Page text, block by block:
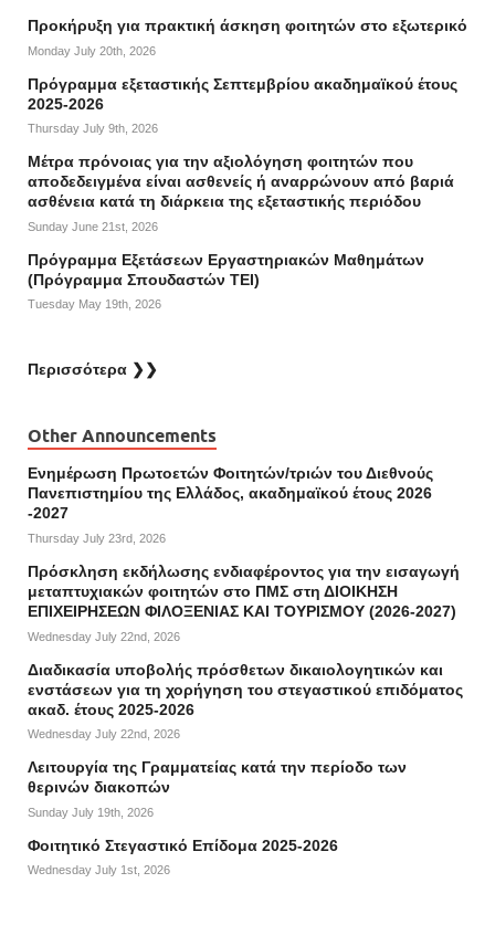
Προκήρυξη για πρακτική άσκηση φοιτητών στο εξωτερικό
Monday July 20th, 2026
Πρόγραμμα εξεταστικής Σεπτεμβρίου ακαδημαϊκού έτους
2025-2026
Thursday July 9th, 2026
Mέτρα πρόνοιας για την αξιολόγηση φοιτητών που
αποδεδειγμένα είναι ασθενείς ή αναρρώνουν από βαριά
ασθένεια κατά τη διάρκεια της εξεταστικής περιόδου
Sunday June 21st, 2026
Πρόγραμμα Εξετάσεων Εργαστηριακών Μαθημάτων
(Πρόγραμμα Σπουδαστών ΤΕΙ)
Tuesday May 19th, 2026
Περισσότερα ❯❯
Other Announcements
Ενημέρωση Πρωτοετών Φοιτητών/τριών του Διεθνούς
Πανεπιστημίου της Ελλάδος, ακαδημαϊκού έτους 2026
-2027
Thursday July 23rd, 2026
Πρόσκληση εκδήλωσης ενδιαφέροντος για την εισαγωγή
μεταπτυχιακών φοιτητών στο ΠΜΣ στη ΔΙΟΙΚΗΣΗ
ΕΠΙΧΕΙΡΗΣΕΩΝ ΦΙΛΟΞΕΝΙΑΣ ΚΑΙ ΤΟΥΡΙΣΜΟΥ (2026-2027)
Wednesday July 22nd, 2026
Διαδικασία υποβολής πρόσθετων δικαιολογητικών και
ενστάσεων για τη χορήγηση του στεγαστικού επιδόματος
ακαδ. έτους 2025-2026
Wednesday July 22nd, 2026
Λειτουργία της Γραμματείας κατά την περίοδο των
θερινών διακοπών
Sunday July 19th, 2026
Φοιτητικό Στεγαστικό Επίδομα 2025-2026
Wednesday July 1st, 2026